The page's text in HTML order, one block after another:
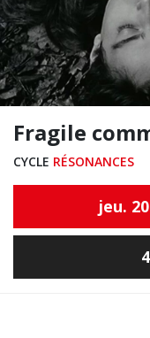
Fragile
CYCLE RÉSONANCES
jeu.